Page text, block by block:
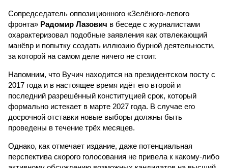
Сопредседатель оппозиционного «Зелёного-левого
фронта» Радомир Лазович в беседе с журналистами
охарактеризовал подобные заявления как отвлекающий
манёвр и попытку создать иллюзию бурной деятельности,
за которой на самом деле ничего не стоит.
Напомним, что Вучич находится на президентском посту с
2017 года и в настоящее время идёт его второй и
последний разрешённый конституцией срок, который
формально истекает в марте 2027 года. В случае его
досрочной отставки новые выборы должны быть
проведены в течение трёх месяцев.
Однако, как отмечает издание, даже потенциальная
перспектива скорого голосования не привела к какому-либо